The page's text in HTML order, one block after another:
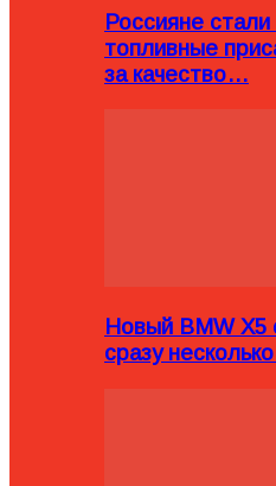
Россияне
топливные
за качество…
Новый BMW X5
сразу